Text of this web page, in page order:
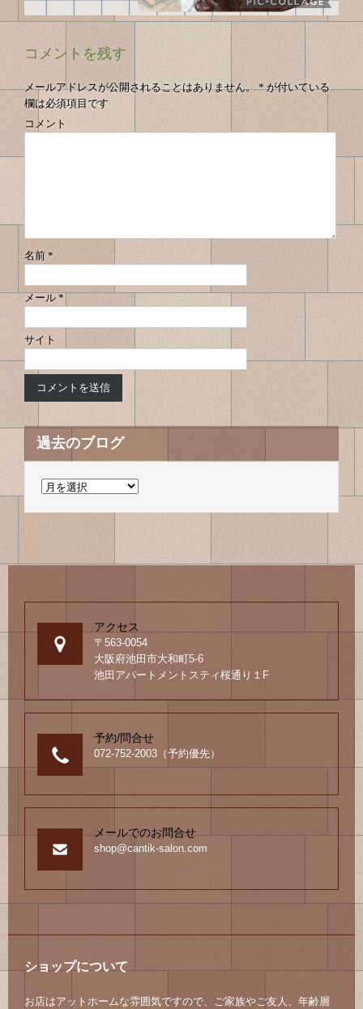
コメントを残す
メールアドレスが公開されることはありません。 *が付いている
欄は必須項目です
コメント
名前 *
メール *
サイト
過去のブログ
過
ブ
グ
アクセス
〒563-0054
大阪府池田市大和町5-6
池田アパートメントスティ桜通り１F
予約/問合せ
072-752-2003（予約優先）
メールでのお問合せ
shop@cantik-salon.com
ショップについて
お店はアットホームな雰囲気ですので、ご家族やご友人、年齢層